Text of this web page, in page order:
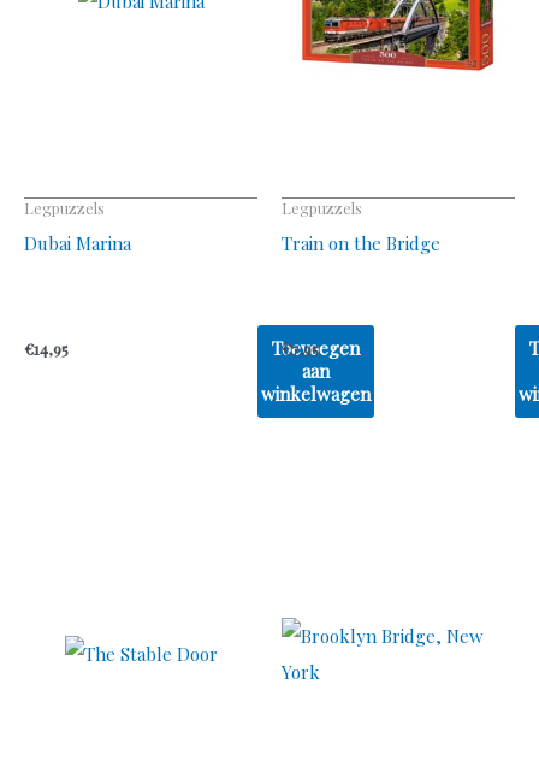
Legpuzzels
Dubai Marina
€14,95
Toevoegen
aan
winkelwagen
Legpuzzels
Train on the Bridge
€7,95